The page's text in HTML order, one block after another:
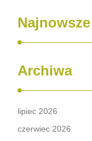
Archiwa
lipiec 2026
czerwiec 2026